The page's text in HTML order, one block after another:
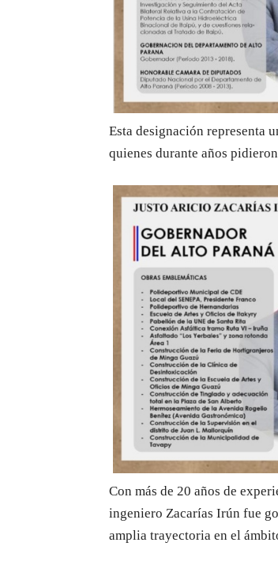
Esta designación representa
quienes durante años
Con más de 20 años de
ingeniero Zacarías Irún fue
amplia trayectoria en el